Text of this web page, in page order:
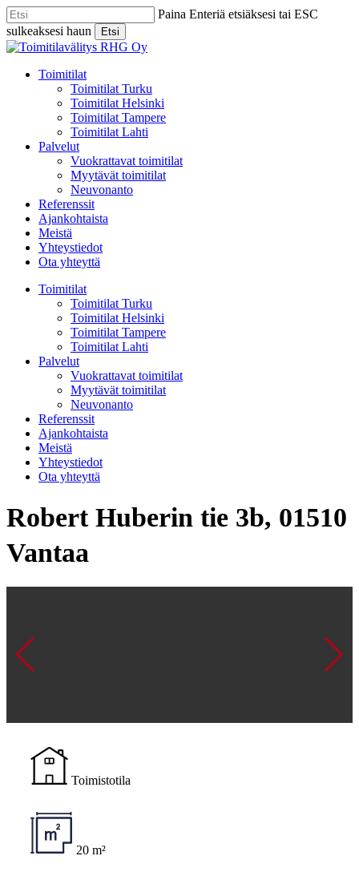
Skip
to
main
content
Paina Enteriä etsiäksesi tai ESC
sulkeaksesi haun
Etsi
Close
Menu
Toimitilat
Toimitilat Turku
Toimitilat Helsinki
Toimitilat Tampere
Toimitilat Lahti
Palvelut
Vuokrattavat toimitilat
Myytävät toimitilat
Neuvonanto
Referenssit
Ajankohtaista
Meistä
Yhteystiedot
Ota yhteyttä
Toimitilat
Toimitilat Turku
Toimitilat Helsinki
Toimitilat Tampere
Toimitilat Lahti
Palvelut
Vuokrattavat toimitilat
Myytävät toimitilat
Neuvonanto
Referenssit
Ajankohtaista
Meistä
Yhteystiedot
Ota yhteyttä
Robert Huberin tie 3b, 01510
Vantaa
Toimistotila
20 m²